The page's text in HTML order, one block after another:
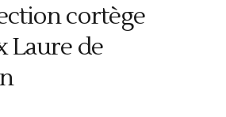
cortège
Laure de